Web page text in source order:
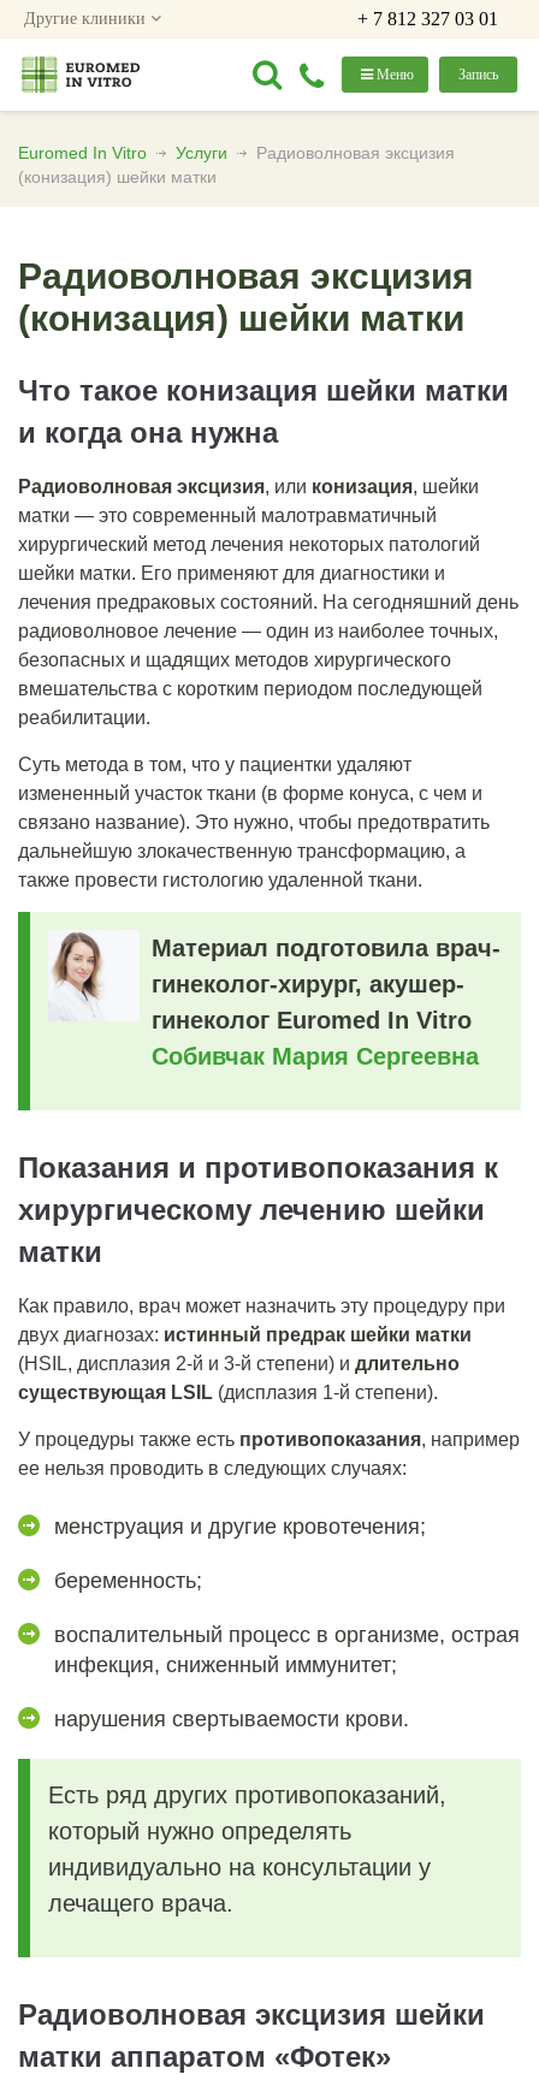
+ 7 812 327 03 01
Другие клиники
Запись
Меню
Euromed In Vitro Услуги
Радиоволновая эксцизия
(конизация) шейки матки
Радиоволновая эксцизия
(конизация) шейки матки
Что такое конизация шейки матки
и когда она нужна
Радиоволновая эксцизия, или конизация, шейки
матки ― это современный малотравматичный
хирургический метод лечения некоторых патологий
шейки матки. Его применяют для диагностики и
лечения предраковых состояний. На сегодняшний день
радиоволновое лечение ― один из наиболее точных,
безопасных и щадящих методов хирургического
вмешательства с коротким периодом последующей
реабилитации.
Суть метода в том, что у пациентки удаляют
измененный участок ткани (в форме конуса, с чем и
связано название). Это нужно, чтобы предотвратить
дальнейшую злокачественную трансформацию, а
также провести гистологию удаленной ткани.
Материал подготовила врач-
гинеколог-хирург, акушер-
гинеколог Euromed In Vitro
Собивчак Мария Сергеевна
Показания и противопоказания к
хирургическому лечению шейки
матки
Как правило, врач может назначить эту процедуру при
двух диагнозах: истинный предрак шейки матки
(HSIL, дисплазия 2-й и 3-й степени) и длительно
существующая LSIL (дисплазия 1-й степени).
У процедуры также есть противопоказания, например
ее нельзя проводить в следующих случаях:
менструация и другие кровотечения;
беременность;
воспалительный процесс в организме, острая
инфекция, сниженный иммунитет;
нарушения свертываемости крови.
Есть ряд других противопоказаний,
который нужно определять
индивидуально на консультации у
лечащего врача.
Радиоволновая эксцизия шейки
матки аппаратом «Фотек»